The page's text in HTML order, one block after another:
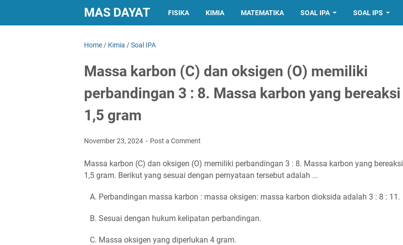
MAS DAYAT FISIKA KIMIA MATEMATIKA SOAL IPA SOAL IPS
Home / Kimia /Soal IPA
Massa karbon (C) dan oksigen (O) memiliki
perbandingan 3 : 8. Massa karbon yang bereaksi
1,5 gram
November 23, 2024 Post a Comment
Massa karbon (C) dan oksigen (O) memiliki perbandingan 3 : 8. Massa karbon yang bereaksi
1,5 gram. Berikut yang sesuai dengan pernyataan tersebut adalah ...
A. Perbandingan massa karbon : massa oksigen: massa karbon dioksida adalah 3 : 8 : 11.
B. Sesuai dengan hukum kelipatan perbandingan.
C. Massa oksigen yang diperlukan 4 gram.